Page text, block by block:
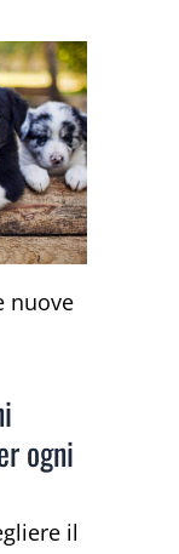
nuove
ogni
il